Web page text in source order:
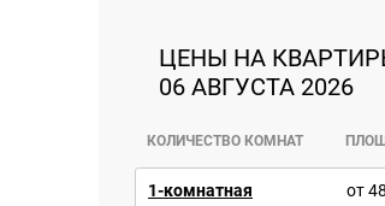
ЦЕНЫ НА
06 АВГУСТА 2026
КОЛИЧЕСТВО КОМНАТ
1-комнатная от